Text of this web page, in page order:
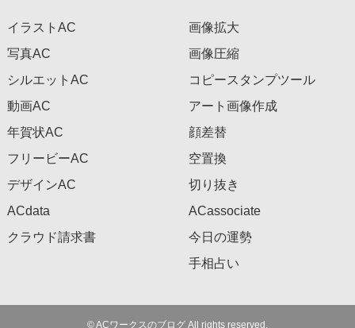
イラストAC
写真AC
シルエットAC
動画AC
年賀状AC
フリービーAC
デザインAC
ACdata
クラウド請求書
画像拡大
画像圧縮
コピースタンプツール
アート画像作成
顔差替
空置換
切り抜き
ACassociate
今日の運勢
手相占い
©ACワークスのブログ All rights reserved.